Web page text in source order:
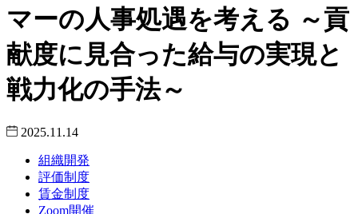
マーの人事処遇を考える ～貢
献度に見合った給与の実現と
戦力化の手法～
2025.11.14
組織開発
評価制度
賃金制度
Zoom開催